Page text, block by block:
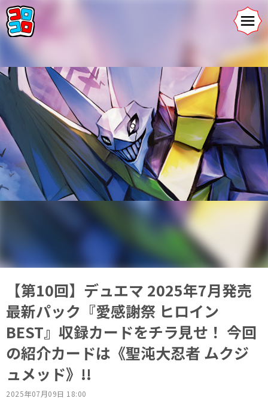
【第10回】デュエマ 2025年7月発売
最新パック『愛感謝祭 ヒロイン
BEST』収録カードをチラ見せ！ 今回
の紹介カードは《聖沌大忍者 ムクジ
ュメッド》!!
2025年07月09日 18:00